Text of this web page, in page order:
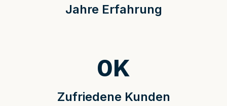
Jahre Erfahrung
Zufriedene Kunden
0K